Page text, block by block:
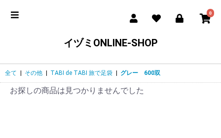
0
イヅミONLINE-SHOP
全て その他 TABI de TABI 旅で足袋 グレー 600双
お探しの商品は見つかりませんでした